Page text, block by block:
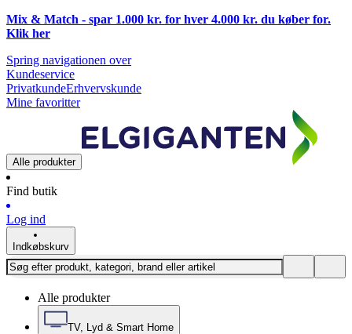
Mix & Match - spar 1.000 kr. for hver 4.000 kr. du køber for.
Klik her
Spring navigationen over
Kundeservice
PrivatkundeErhvervskunde
Mine favoritter
Alle produkter
Find butik
Log ind
Indkøbskurv
Alle produkter
TV, Lyd & Smart Home